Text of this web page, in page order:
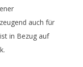
auch für
in Bezug auf